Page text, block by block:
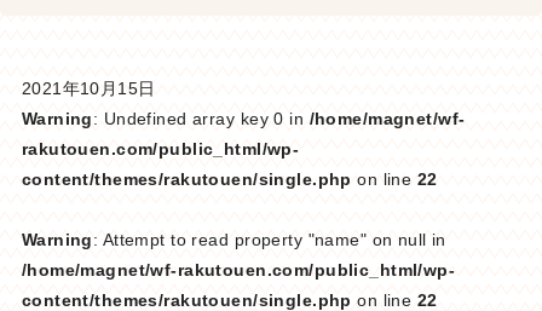
2021年10月15日
Warning: Undefined array key 0 in /home/magnet/wf-
rakutouen.com/public_html/wp-
content/themes/rakutouen/single.php on line 22
Warning: Attempt to read property "name" on null in
/home/magnet/wf-rakutouen.com/public_html/wp-
content/themes/rakutouen/single.php on line 22